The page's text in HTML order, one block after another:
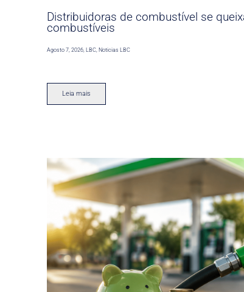
Distribuidoras de combustível se
combustíveis
Agosto 7, 2026,LBC,Noticias LBC
Leia mais